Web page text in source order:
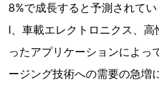
8%で成長すると予測されて
I、車載エレクトロニクス、
ったアプリケーションによっ
ージング技術への需要の急増